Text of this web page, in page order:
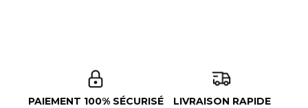
PAIEMENT 100% SÉCURISÉ LIVRAISON RAPIDE